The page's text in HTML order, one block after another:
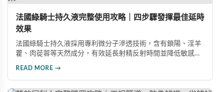
法國綠騎士持久液完整使用攻略｜四步驟發揮最佳延時
效果
法國綠騎士持久液採用專利微分子滲透技術，含有鎖陽、淫羊
藿、肉蓯蓉等天然成分，有效延長射精反射時間並降低敏感
READ MORE →